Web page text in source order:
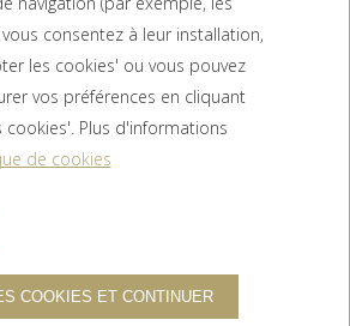
À NOTRE NEWSLETTER
vous consentez à leur installation,
les cookies' ou vous pouvez
vos préférences en cliquant
cookies'. Plus d'informations
de cookies
COOKIES ET CONTINUER